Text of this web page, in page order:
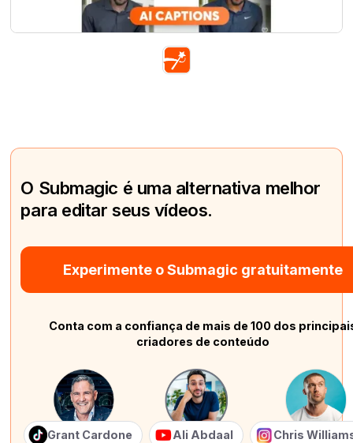
O Submagic é uma alternativa melhor
para editar seus vídeos.
Experimente o Submagic gratuitamente
Conta com a confiança de mais de 100 dos
criadores de conteúdo
Grant Cardone Ali Abdaal Chris